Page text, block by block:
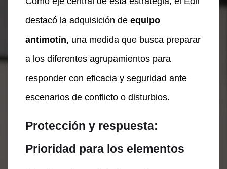
destacó la adquisición de equipo
antimotín, una medida que busca preparar
a los diferentes agrupamientos para
responder con eficacia y seguridad ante
escenarios de conflicto o disturbios.
Protección y respuesta:
Prioridad para los elementos